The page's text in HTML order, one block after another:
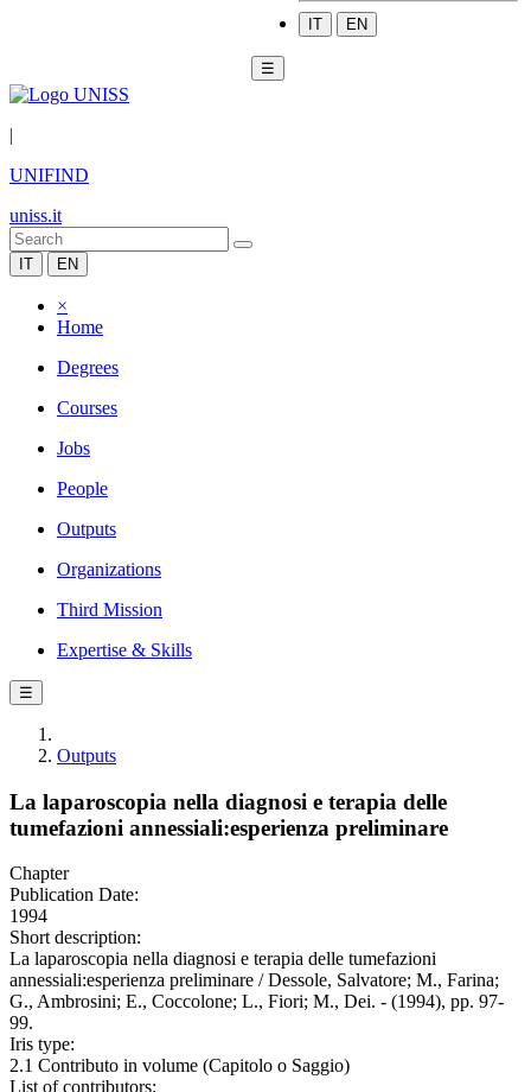
IT EN
☰
|
UNIFIND
uniss.it
IT EN
×
Home
Degrees
Courses
Jobs
People
Outputs
Organizations
Third Mission
Expertise & Skills
☰
Outputs
La laparoscopia nella diagnosi e terapia delle
tumefazioni annessiali:esperienza preliminare
Chapter
Publication Date:
1994
Short description:
La laparoscopia nella diagnosi e terapia delle tumefazioni
annessiali:esperienza preliminare / Dessole, Salvatore; M., Farina;
G., Ambrosini; E., Coccolone; L., Fiori; M., Dei. - (1994), pp. 97-
99.
Iris type:
2.1 Contributo in volume (Capitolo o Saggio)
List of contributors: